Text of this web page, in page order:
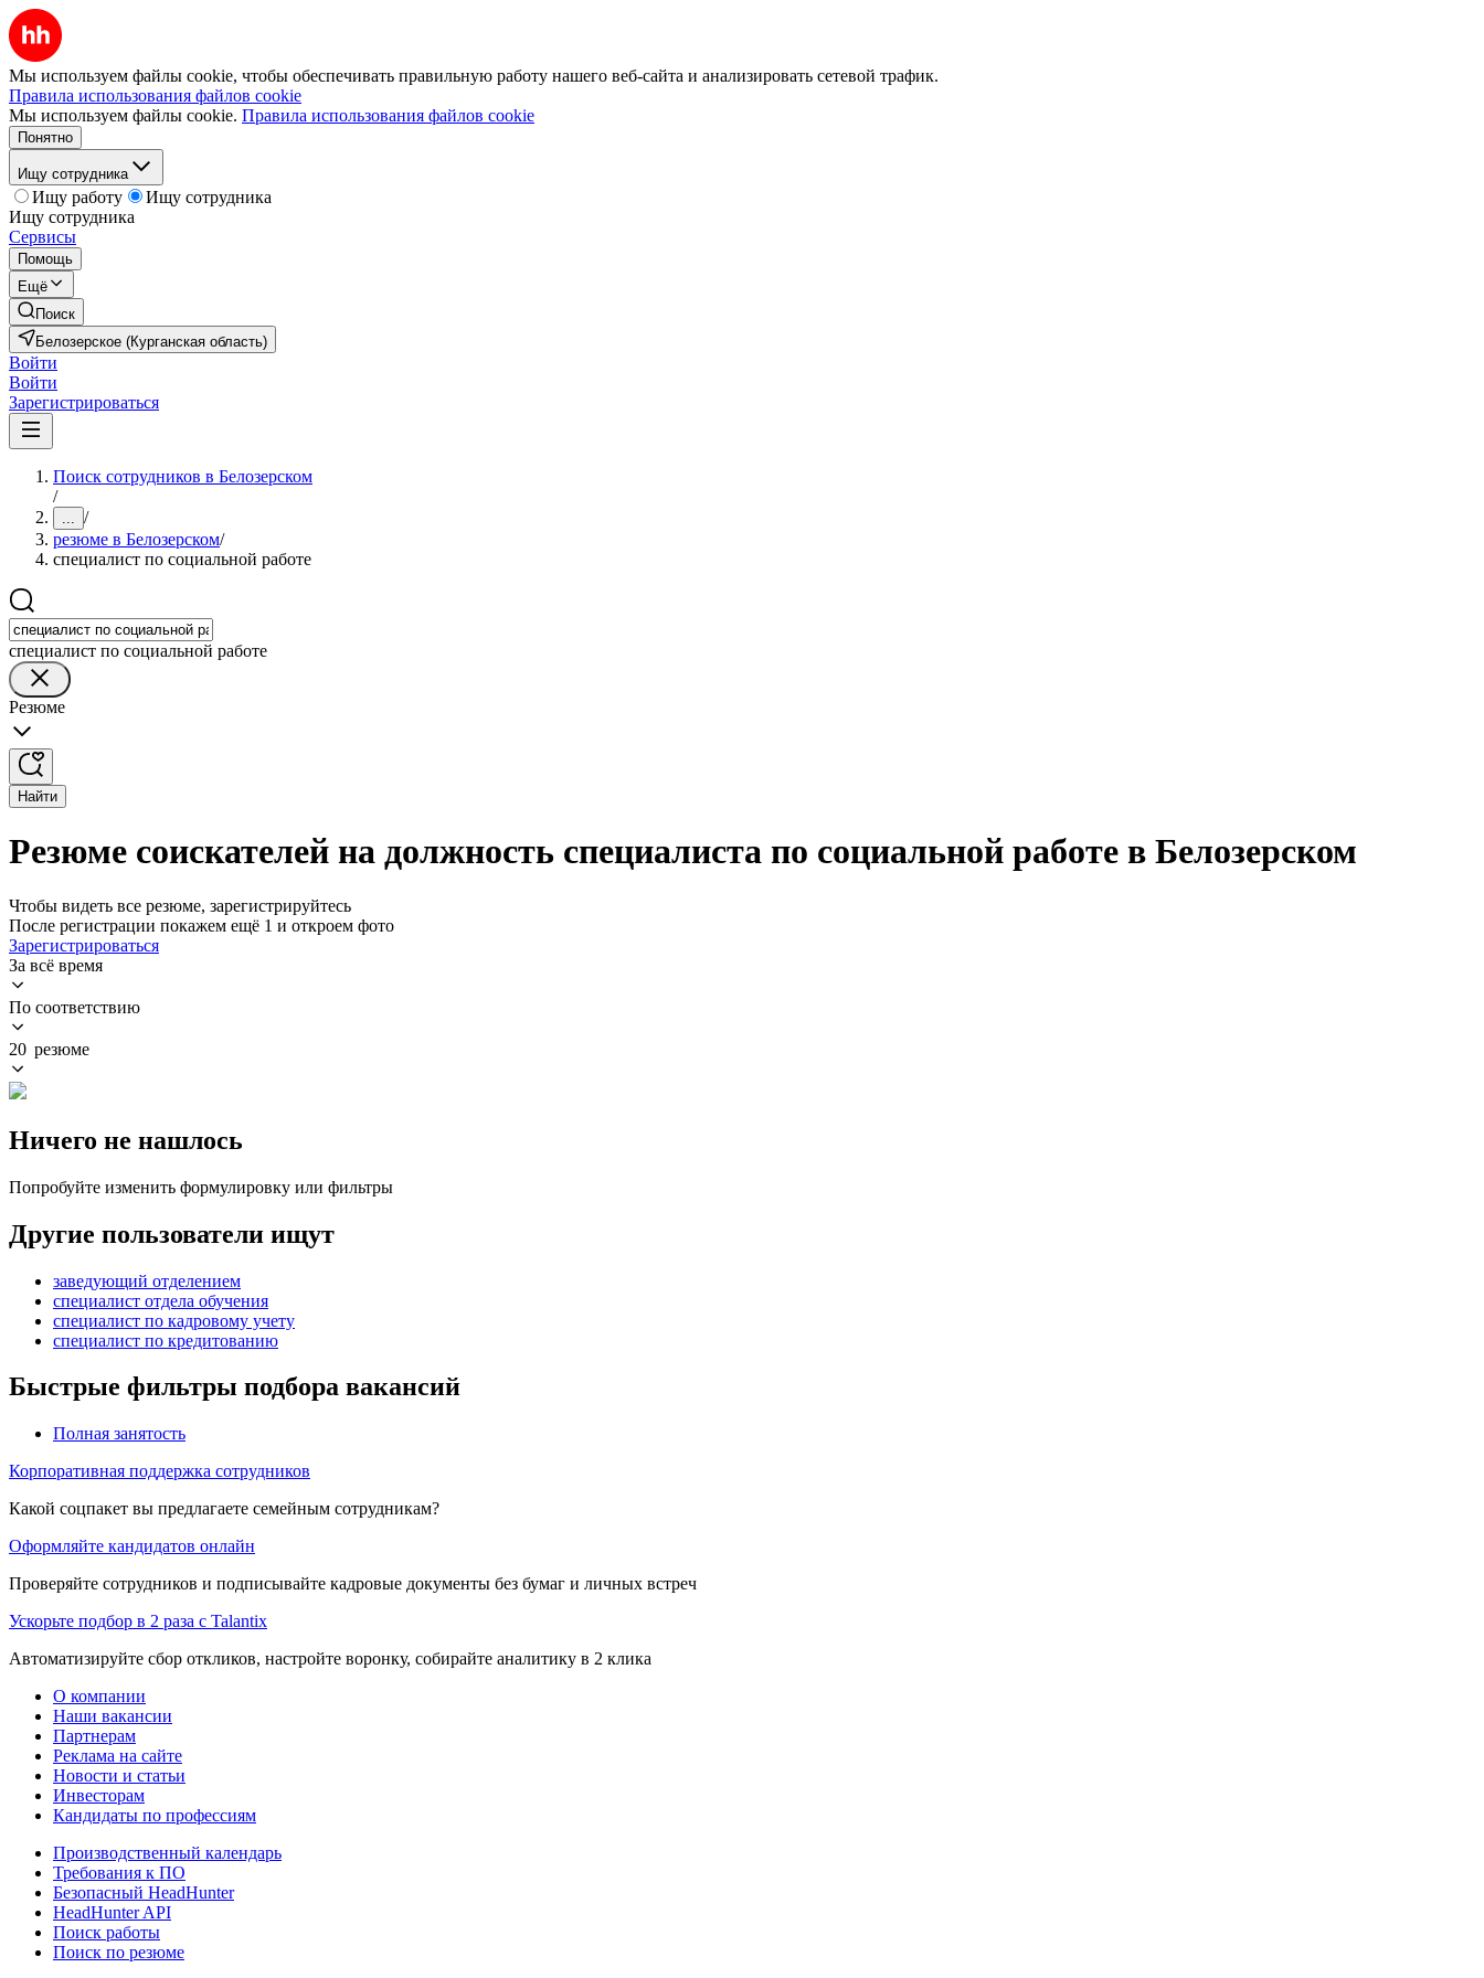
Мы используем файлы cookie, чтобы обеспечивать правильную работу нашего веб-сайта и анализировать сетевой трафик.
Правила использования файлов cookie
Мы используем файлы cookie. Правила использования файлов cookie
Понятно
Ищу сотрудника
Ищу работу
Ищу сотрудника
Ищу сотрудника
Сервисы
Помощь
Ещё
Поиск
Белозерское (Курганская область)
Войти
Войти
Зарегистрироваться
Поиск сотрудников в Белозерском
/
... /
резюме в Белозерском/
специалист по социальной работе
специалист по социальной работе
Резюме
Найти
Резюме соискателей на должность специалиста по социальной работе в Белозерском
Чтобы видеть все резюме, зарегистрируйтесь
После регистрации покажем ещё 1 и откроем фото
Зарегистрироваться
За всё время
По соответствию
20 резюме
Ничего не нашлось
Попробуйте изменить формулировку или фильтры
Другие пользователи ищут
заведующий отделением
специалист отдела обучения
специалист по кадровому учету
специалист по кредитованию
Быстрые фильтры подбора вакансий
Полная занятость
Корпоративная поддержка сотрудников
Какой соцпакет вы предлагаете семейным сотрудникам?
Оформляйте кандидатов онлайн
Проверяйте сотрудников и подписывайте кадровые документы без бумаг и личных встреч
Ускорьте подбор в 2 раза с Talantix
Автоматизируйте сбор откликов, настройте воронку, собирайте аналитику в 2 клика
О компании
Наши вакансии
Партнерам
Реклама на сайте
Новости и статьи
Инвесторам
Кандидаты по профессиям
Производственный календарь
Требования к ПО
Безопасный HeadHunter
HeadHunter API
Поиск работы
Поиск по резюме